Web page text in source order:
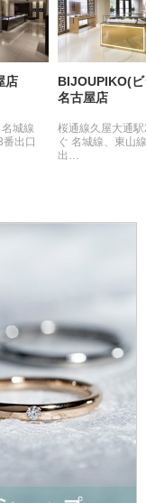
店
城線
番出口
BIJOUPIKO(
名古屋店
桜通線久屋大通
ぐ 名城線、東山
出…